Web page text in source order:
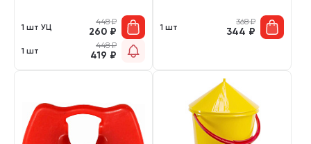
1 шт УЦ
448₽
260 ₽
1 шт
448₽
419 ₽
1 шт
368₽
344 ₽